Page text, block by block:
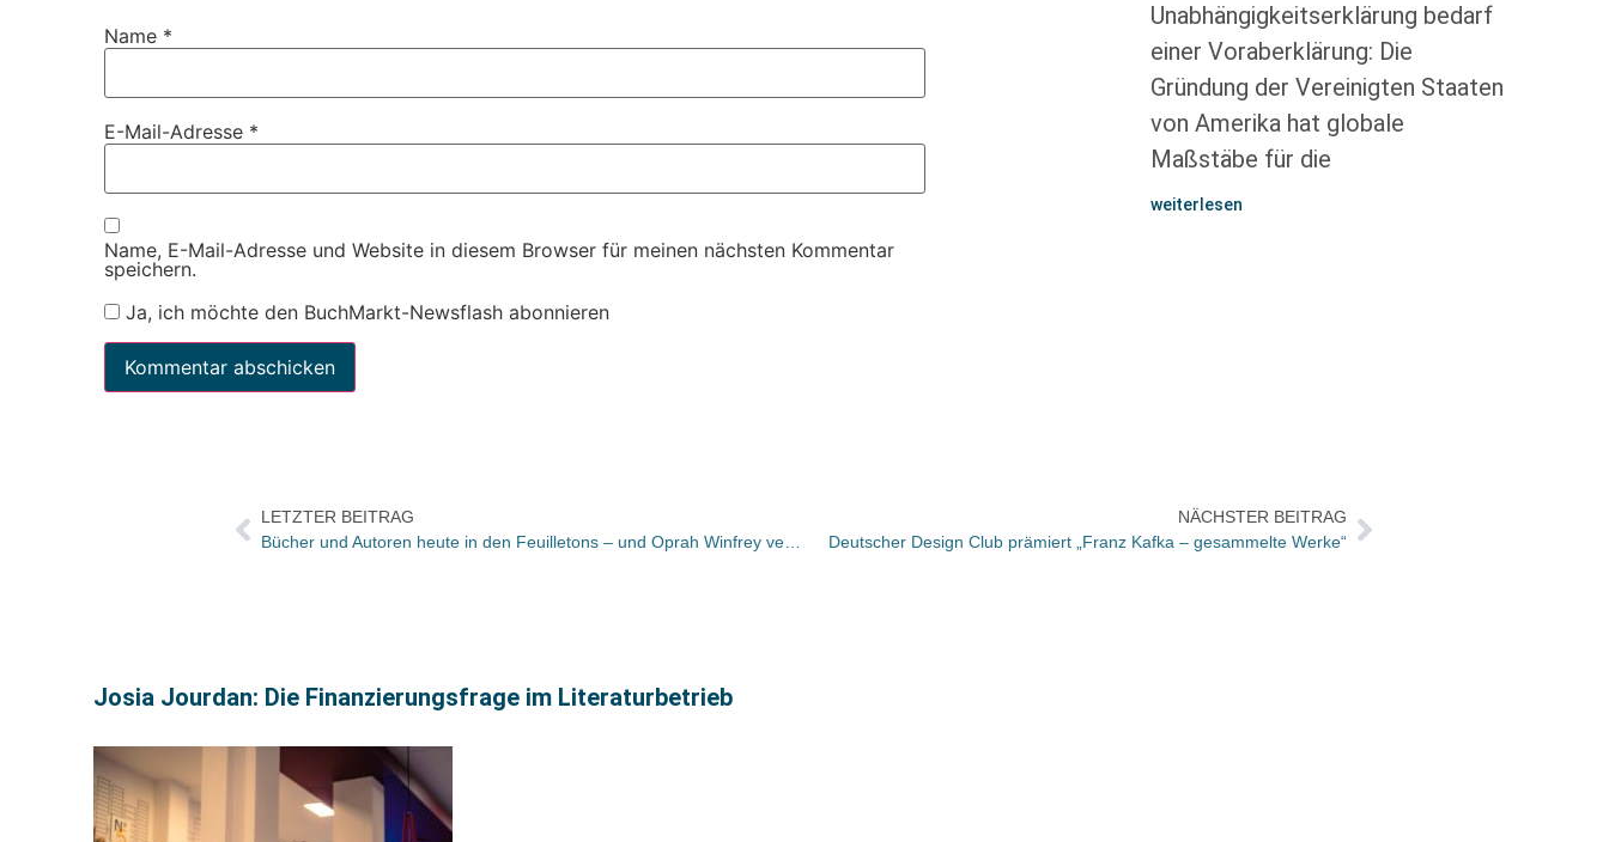
Name *
E-Mail-Adresse *
Name, E-Mail-Adresse und Website in diesem Browser für meinen nächsten Kommentar
speichern.
Ja, ich möchte den BuchMarkt-Newsflash abonnieren
Unabhängigkeitserklärung bedarf
einer Voraberklärung: Die
Gründung der Vereinigten Staaten
von Amerika hat globale
Maßstäbe für die
weiterlesen
LETZTER BEITRAG
NÄCHSTER BEITRAG
Deutscher Design Club prämiert „Franz Kafka – gesammelte Werke“
Josia Jourdan: Die Finanzierungsfrage im Literaturbetrieb